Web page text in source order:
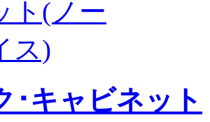
･キャビネット